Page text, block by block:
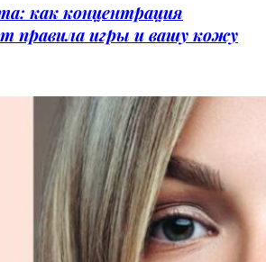
как концентрация
правила игры и вашу кожу